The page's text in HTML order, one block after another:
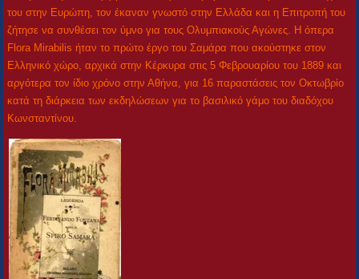
του στην Ευρώπη, τον έκαναν γνωστό στην Ελλάδα και η Επιτροπή του
ζήτησε να συνθέσει τον ύμνο για τους Ολυμπιακούς Αγώνες. Η όπερα
Flora Mirabilis ήταν το πρώτο έργο του Σαμάρα που ακούστηκε στον
Ελληνικό χώρο, αρχικά στην Κέρκυρα στις 5 Φεβρουαρίου του 1889 και
αργότερα τον ίδιο χρόνο στην Αθήνα, για 16 παραστάσεις τον Οκτωβρίο
κατά τη διάρκεια των εκδηλώσεων για το βασιλικό γάμο του διαδόχου
Κωνσταντίνου.